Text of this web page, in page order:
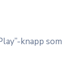
knapp som